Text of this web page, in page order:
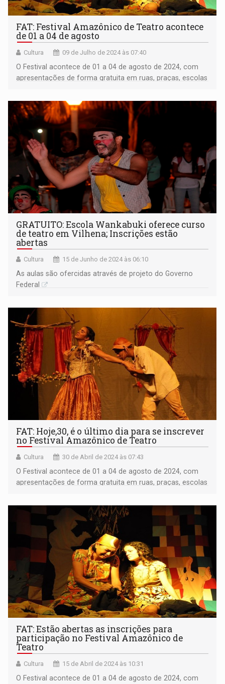
FAT: Festival Amazônico de Teatro acontece
de 01 a 04 de agosto
Cultura 09 de Julho de 2024 às 07:40
O Festival acontece de 01 a 04 de agosto de 2024, com
apresentações de forma gratuita em ruas, praças, escolas
GRATUITO: Escola Wankabuki oferece curso
de teatro em Vilhena; Inscrições estão
abertas
Cultura 15 de Junho de 2024 às 06:10
As aulas são ofercidas através de projeto do Governo
Federal
FAT: Hoje,30, é o último dia para se inscrever
no Festival Amazônico de Teatro
Cultura 30 de Abril de 2024 às 07:43
O Festival acontece de 01 a 04 de agosto de 2024, com
apresentações de forma gratuita em ruas, praças, escolas
FAT: Estão abertas as inscrições para
participação no Festival Amazônico de
Teatro
Cultura 15 de Abril de 2024 às 10:31
O Festival acontece de 01 a 04 de agosto de 2024, com